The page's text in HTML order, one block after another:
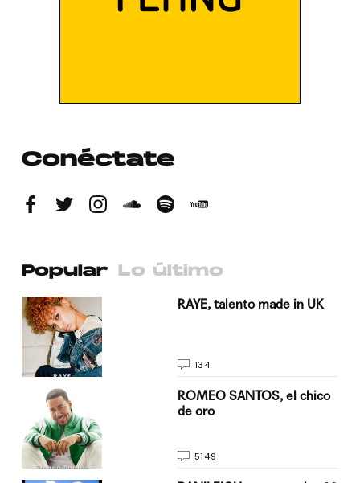
Conéctate
Popular Lo último
RAYE, talento made in UK
134
ROMEO SANTOS, el chico
de oro
5149